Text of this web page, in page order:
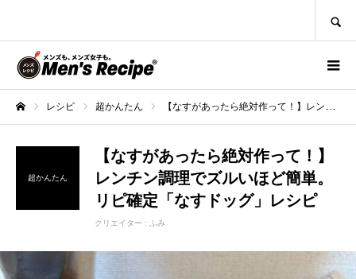
レシピ 超かんたん 【なすがあったら絶対作って！】レンチン調理でズルいほど簡単。リピ確定「なすドッグ」レシピ
超かんたん
【なすがあったら絶対作って！】
レンチン調理でズルいほど簡単。
リピ確定「なすドッグ」レシピ
クリエイター : ふみ